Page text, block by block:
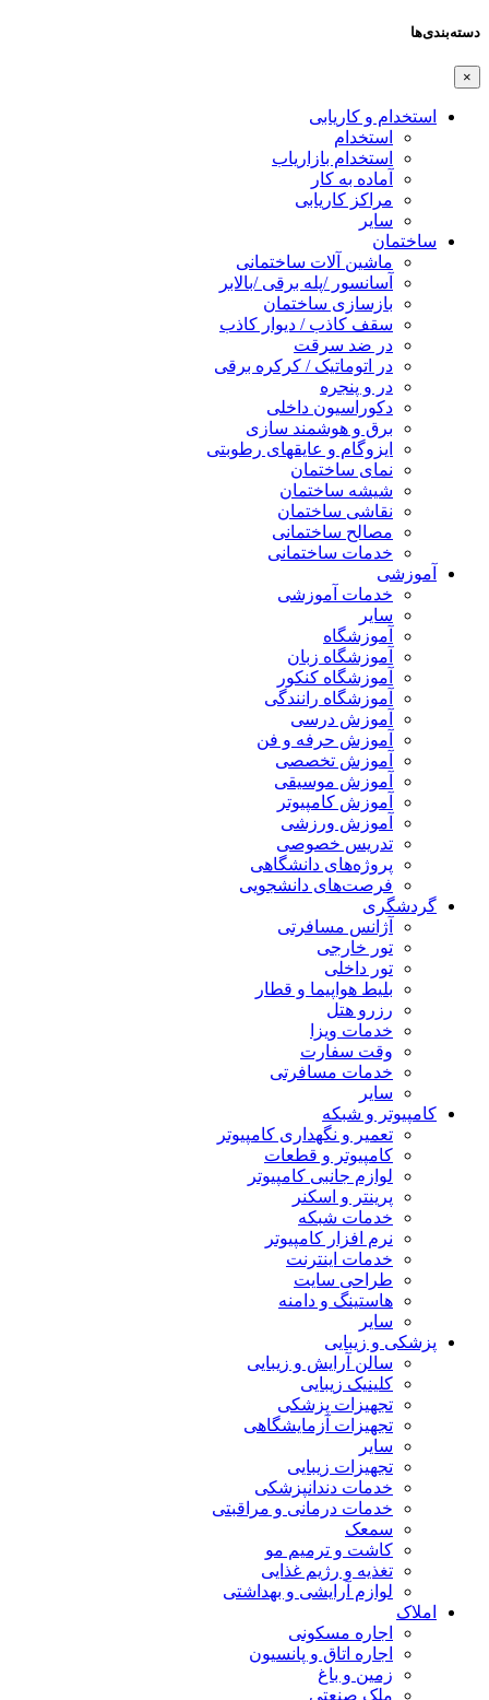
دسته‌بندی‌ها
×
استخدام و کاریابی
استخدام
استخدام بازاریاب
آماده به کار
مراکز کاریابی
سایر
ساختمان
ماشین آلات ساختمانی
آسانسور /پله برقی /بالابر
بازسازی ساختمان
سقف کاذب / دیوار کاذب
در ضد سرقت
در اتوماتیک / کرکره برقی
در و پنجره
دکوراسیون داخلی
برق و هوشمند سازی
ایزوگام و عایقهای رطوبتی
نمای ساختمان
شیشه ساختمان
نقاشی ساختمان
مصالح ساختمانی
خدمات ساختمانی
آموزشی
خدمات آموزشی
سایر
آموزشگاه
آموزشگاه زبان
آموزشگاه کنکور
آموزشگاه رانندگی
آموزش درسی
آموزش حرفه و فن
آموزش تخصصی
آموزش موسیقی
آموزش کامپیوتر
آموزش ورزشی
تدریس خصوصی
پروژه‌های دانشگاهی
فرصت‌های دانشجویی
گردشگری
آژانس مسافرتی
تور خارجی
تور داخلی
بلیط هواپیما و قطار
رزرو هتل
خدمات ویزا
وقت سفارت
خدمات مسافرتی
سایر
کامپیوتر و شبکه
تعمیر و نگهداری کامپیوتر
کامپیوتر و قطعات
لوازم جانبی کامپیوتر
پرینتر و اسکنر
خدمات شبکه
نرم افزار کامپیوتر
خدمات اینترنت
طراحی سایت
هاستینگ و دامنه
سایر
پزشکی و زیبایی
سالن آرایش و زیبایی
کلینیک زیبایی
تجهیزات پزشکی
تجهیزات آزمایشگاهی
سایر
تجهیزات زیبایی
خدمات دندانپزشکی
خدمات درمانی و مراقبتی
سمعک
کاشت و ترمیم مو
تغذیه و رژیم غذایی
لوازم آرایشی و بهداشتی
املاک
اجاره مسکونی
اجاره اتاق و پانسیون
زمین و باغ
ملک صنعتی